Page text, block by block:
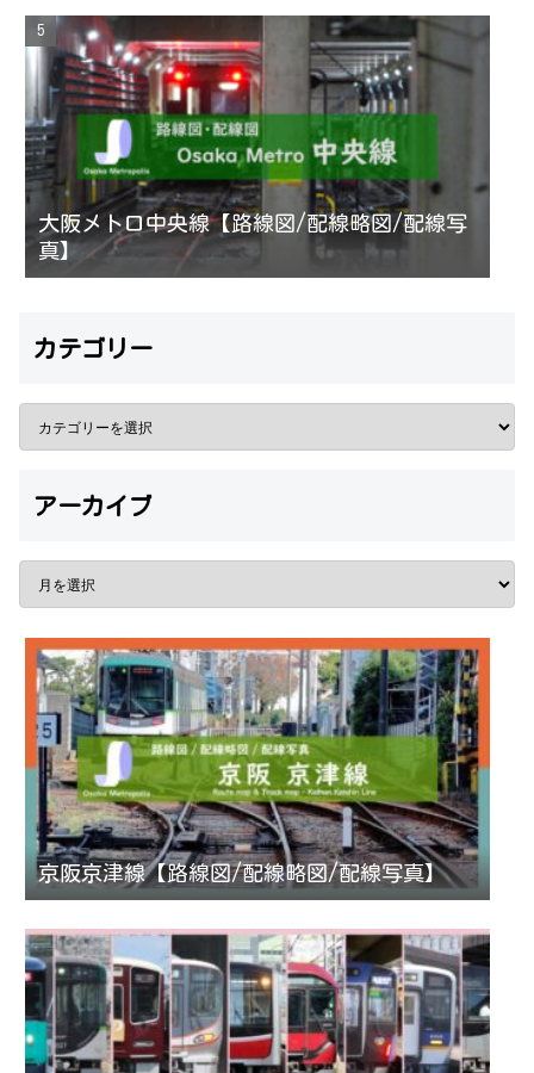
大阪メトロ中央線【路線図/配線略図/配線写
真】
カテゴリー
アーカイブ
京阪京津線【路線図/配線略図/配線写真】